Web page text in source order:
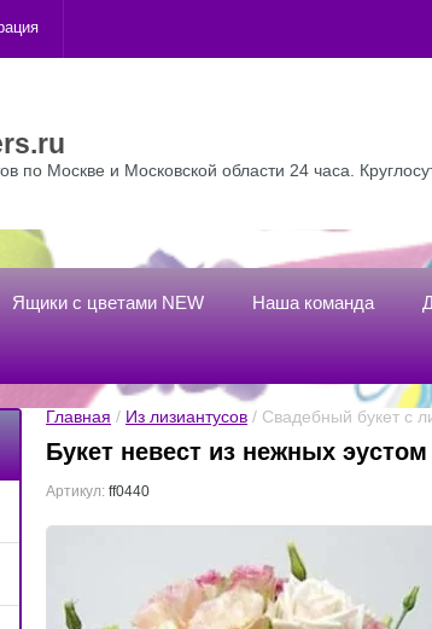
по Москве и Московской области 24 часа.
Ящики с цветами NEW Наша команда
Главная / Из лизиантусов / Свадебный букет с
Букет невест из нежных
Артикул: ff0440